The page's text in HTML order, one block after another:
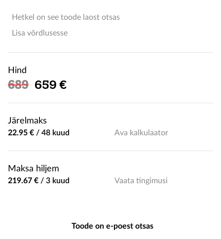
Hetkel on see toode laost otsas
Lisa võrdlusesse
Hind
689 Soodushind
659 €
Järelmaks
22.95 € / 48 kuud Ava kalkulaator
Maksa hiljem
219.67 € / 3 kuud Vaata tingimusi
Toode on e-poest otsas